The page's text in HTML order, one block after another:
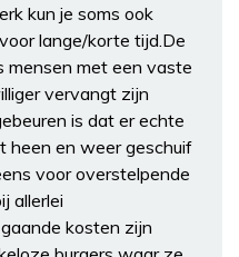
kun je soms ook
lange/korte tijd.De
mensen met een vaste
vervangt zijn
is dat er echte
heen en weer geschuif
voor overstelpende
allerlei
kosten zijn